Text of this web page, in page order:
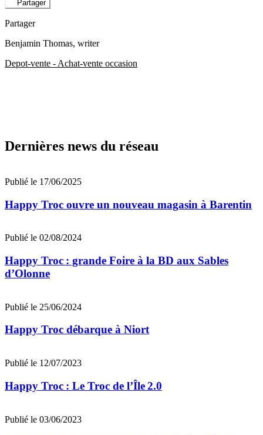
Partager
Partager
Benjamin Thomas, writer
Depot-vente - Achat-vente occasion
Dernières news du réseau
Publié le 17/06/2025
Happy Troc ouvre un nouveau magasin à Barentin
Publié le 02/08/2024
Happy Troc : grande Foire à la BD aux Sables
d’Olonne
Publié le 25/06/2024
Happy Troc débarque à Niort
Publié le 12/07/2023
Happy Troc : Le Troc de l’Île 2.0
Publié le 03/06/2023